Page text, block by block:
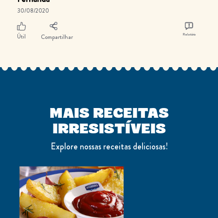
30/08/2020
Útil Compartilhar Relatório
MAIS RECEITAS
IRRESISTÍVEIS
Explore nossas receitas deliciosas!